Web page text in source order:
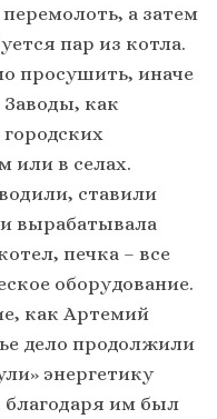
а затем
пар из котла.
просушить, иначе
как
или в селах.
ставили
вырабатывала
печка – все
оборудование.
как Артемий
дело продолжили
энергетику
им был